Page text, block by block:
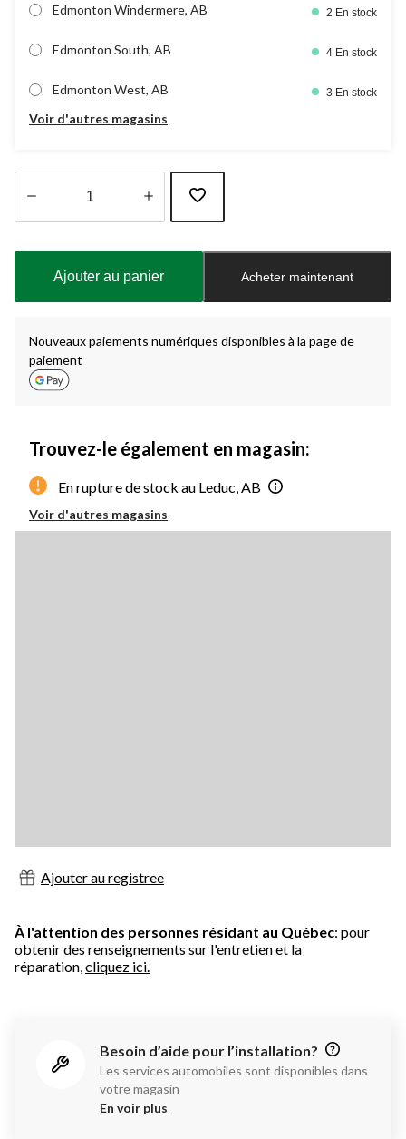
Edmonton Windermere, AB 2 En stock
Edmonton South, AB 4 En stock
Edmonton West, AB 3 En stock
Voir d'autres magasins
à
Ajouter au panier Acheter maintenant
Nouveaux paiements numériques disponibles à la page de
paiement
Trouvez-le également en magasin:
En rupture de stock au Leduc, AB
Voir d'autres magasins
Ajouter au registree
À l'attention des personnes résidant au Québec: pour
obtenir des renseignements sur l'entretien et la
réparation,cliquez ici.
Besoin d’aide pour l’installation?
Les services automobiles sont disponibles dans
votre magasin
En voir plus